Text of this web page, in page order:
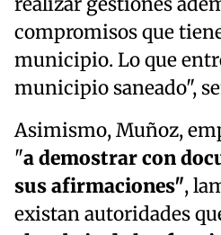
realizar gestiones
compromisos que
municipio. Lo que
municipio saneado",
Asimismo, Muñoz,
"a demostrar con
sus afirmaciones",
existan autoridades